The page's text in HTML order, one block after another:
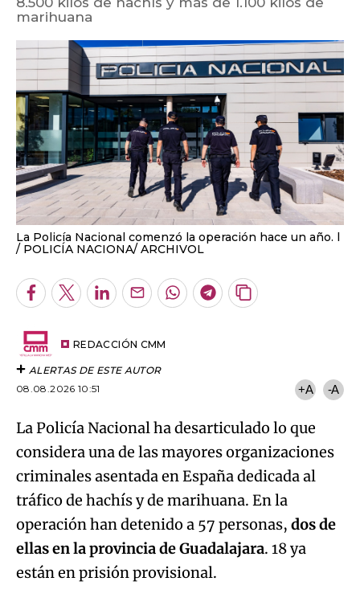
marihuana
La Policía Nacional comenzó la operación hace un año. l
POLICÍA NACIONA/ ARCHIVOL
Facebook
TwitterLinkedInEnviarWhatsapp
Telegram
Copiar
REDACCIÓN CMM
ALERTAS DE ESTE AUTOR
08.08.2026 10:51
+A -A
La Policía Nacional ha desarticulado lo que
considera una de las mayores organizaciones
criminales asentada en España dedicada al
tráfico de hachís y de marihuana. En la
operación han detenido a 57 personas, dos de
ellas en la provincia de Guadalajara. 18 ya
están en prisión provisional.
Algo salió mal.
An error occurred, please try again later.